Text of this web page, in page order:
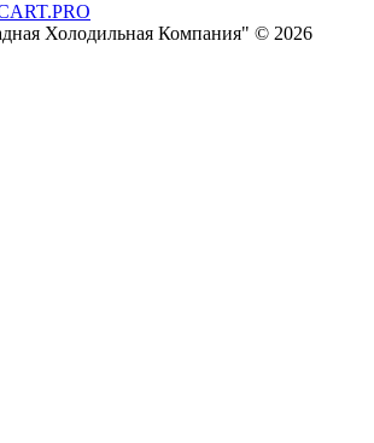
Холодильная Компания" © 2026